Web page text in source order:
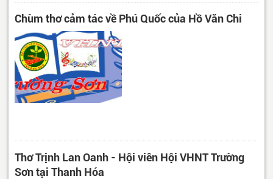
Chùm thơ cảm tác về Phú Quốc của Hồ Văn Chi
Thơ Trịnh Lan Oanh - Hội viên Hội VHNT Trường
Sơn tại Thanh Hóa